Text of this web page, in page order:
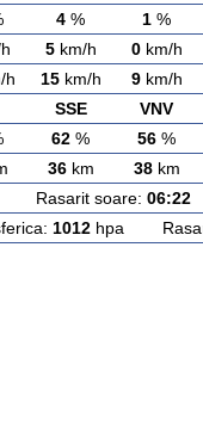
4 % 1 %
5km/h 0km/h
h 15km/h 9km/h
SSE VNV
62 % 56 %
36km 38km
soare: 06:22
1012hpa